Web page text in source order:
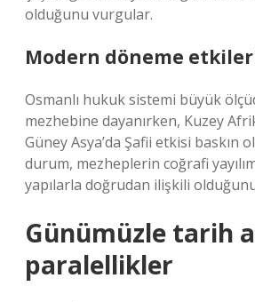
olduğunu vurgular.
Modern döneme
Osmanlı hukuk sistemi büyük
mezhebine dayanırken, Kuzey
Güney Asya’da Şafii etkisi baskın
durum, mezheplerin coğrafi
yapılarla doğrudan ilişkili
Günümüzle tarih
paralellikler